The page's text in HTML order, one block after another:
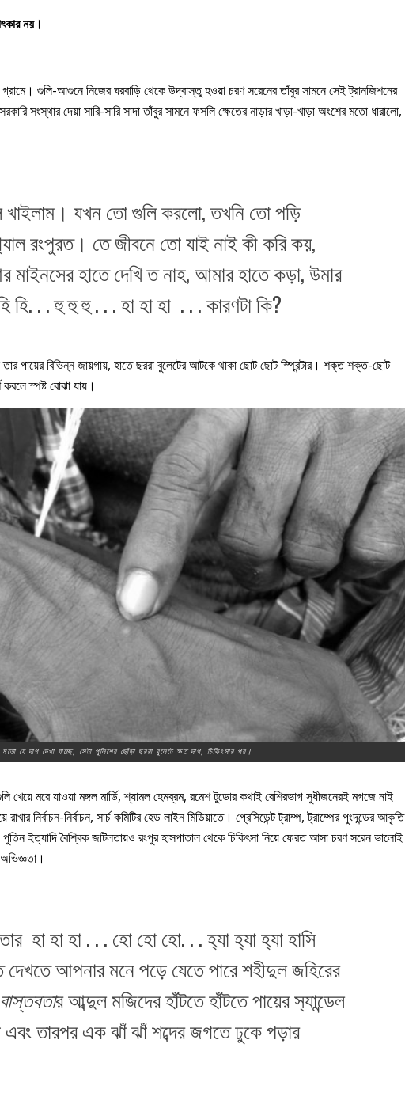
নয়।
গুলি-আগুনে নিজের ঘরবাড়ি থেকে উদ্বাস্তু হওয়া চরণ সরেনের তাঁবুর সামনে সেই ট্রানজিশনের
সংস্থার দেয়া সারি-সারি সাদা তাঁবুর সামনে ফসলি ক্ষেতের নাড়ার খাড়া-খাড়া অংশের মতো ধারালো,
খাইলাম। যখন তো গুলি করলো, তখনি তো পড়ি
রংপুরত। তে জীবনে তো যাই নাই কী করি কয়,
হাতে দেখি ত নাহ, আমার হাতে কড়া, উমার
হি. . . হু হু হু . . . হা হা হা . . . কারণটা কি?
তার পায়ের বিভিন্ন জায়গায়, হাতে ছররা বুলেটের আটকে থাকা ছোট ছোট স্প্রিন্টার। শক্ত শক্ত-ছোট
স্পষ্ট বোঝা যায়।
যে দাগ দেখা যাচ্ছে, সেটা পুলিশের ছোঁড়া ছররা বুলেটে ক্ষত দাগ, চিকিৎসার পর।
মরে যাওয়া মঙ্গল মার্ডি, শ্যামল হেমব্রম, রমেশ টুডোর কথাই বেশিরভাগ সুধীজনেরই মগজে নাই
নির্বাচন-নির্বাচন, সার্চ কমিটির হেড লাইন মিডিয়াতে। প্রেসিডেন্ট ট্রাম্প, ট্রাম্পের পুংদন্ডের আকৃতি
ইত্যাদি বৈশ্বিক জটিলতায়ও রংপুর হাসপাতাল থেকে চিকিৎসা নিয়ে ফেরত আসা চরণ সরেন ভালোই
হা হা হা . . . হো হো হো. . . হ‍্যা হ‍্যা হ‍্যা হাসি
আপনার মনে পড়ে যেতে পারে শহীদুল জহিরের
র আব্দুল মজিদের হাঁটতে হাঁটতে পায়ের স‍্যান্ডেল
এবং তারপর এক ঝাঁ ঝাঁ শব্দের জগতে ঢুকে পড়ার